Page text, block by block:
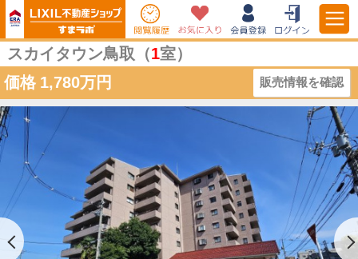
スカイタウン鳥取（1室）
価格 1,780万円 販売情報を確認